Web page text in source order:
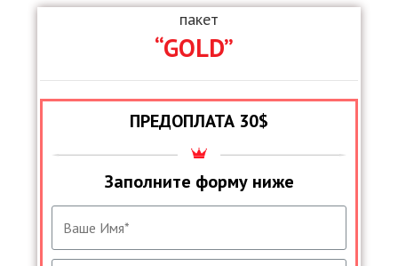
пакет
“GOLD”
ПРЕДОПЛАТА 30$
Заполните форму ниже